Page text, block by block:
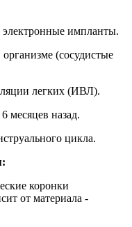
электронные импланты.
(сосудистые
легких (ИВЛ).
месяцев назад.
цикла.
коронки
от материала -